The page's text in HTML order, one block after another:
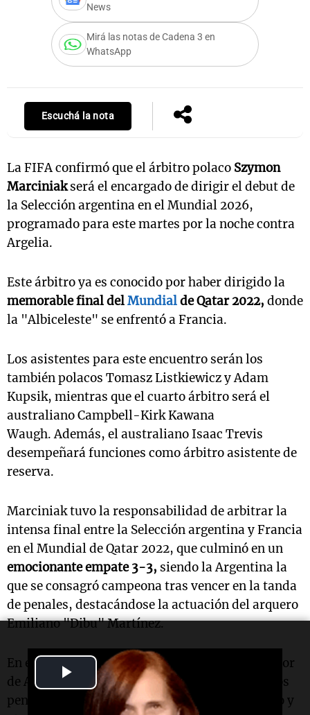
Play
Video
News
Mirá las notas de Cadena 3 en
WhatsApp
Escuchá la nota
La FIFA confirmó que el árbitro polaco Szymon
Marciniakserá el encargado de dirigir el debut de
la Selección argentina en el Mundial 2026,
programado para este martes por la noche contra
Argelia.
Este árbitro ya es conocido por haber dirigido la
memorable final delMundialde Qatar 2022, donde
la "Albiceleste" se enfrentó a Francia.
Los asistentes para este encuentro serán los
también polacos Tomasz Listkiewicz y Adam
Kupsik, mientras que el cuarto árbitro será el
australiano Campbell-Kirk Kawana
Waugh.Además, el australiano Isaac Trevis
desempeñará funciones como árbitro asistente de
reserva.
Marciniak tuvo la responsabilidad de arbitrar la
intensa final entre la Selección argentina y Francia
en el Mundial de Qatar 2022, que culminó en un
emocionante empate 3-3, siendo la Argentina la
que se consagró campeona tras vencer en la tanda
de penales, destacándose la actuación del arquero
Emiliano "Dibu" Martínez.
En ese partido, Marciniak otorgó un penal a favor
de Argentina en la primera mitad y sancionó dos
penales para Francia, uno en el segundo tiempo y